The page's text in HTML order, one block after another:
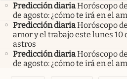
Predicción diariaHoróscopo
de agosto: ¿cómo te irá en el
Predicción diariaHoróscopo
amor y el trabajo este lunes 10
astros
Predicción diariaHoróscopo
de agosto: ¿cómo te irá en el